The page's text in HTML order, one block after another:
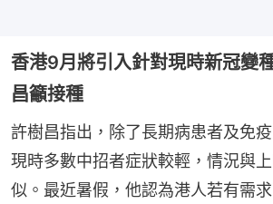
香港9月將引入針對現時新冠
昌籲接種
許樹昌指出，除了長期病患者及免
現時多數中招者症狀較輕，情況與
似。最近暑假，他認為港人若有需